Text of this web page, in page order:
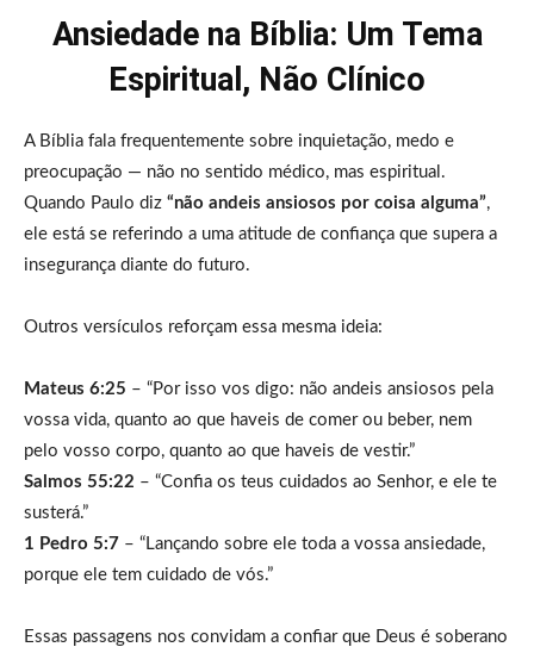
Ansiedade na Bíblia: Um Tema
Espiritual, Não Clínico
A Bíblia fala frequentemente sobre inquietação, medo e
preocupação — não no sentido médico, mas espiritual.
Quando Paulo diz “não andeis ansiosos por coisa alguma”,
ele está se referindo a uma atitude de confiança que supera a
insegurança diante do futuro.
Outros versículos reforçam essa mesma ideia:
Mateus 6:25 – “Por isso vos digo: não andeis ansiosos pela
vossa vida, quanto ao que haveis de comer ou beber, nem
pelo vosso corpo, quanto ao que haveis de vestir.”
Salmos 55:22 – “Confia os teus cuidados ao Senhor, e ele te
susterá.”
1 Pedro 5:7 – “Lançando sobre ele toda a vossa ansiedade,
porque ele tem cuidado de vós.”
Essas passagens nos convidam a confiar que Deus é soberano